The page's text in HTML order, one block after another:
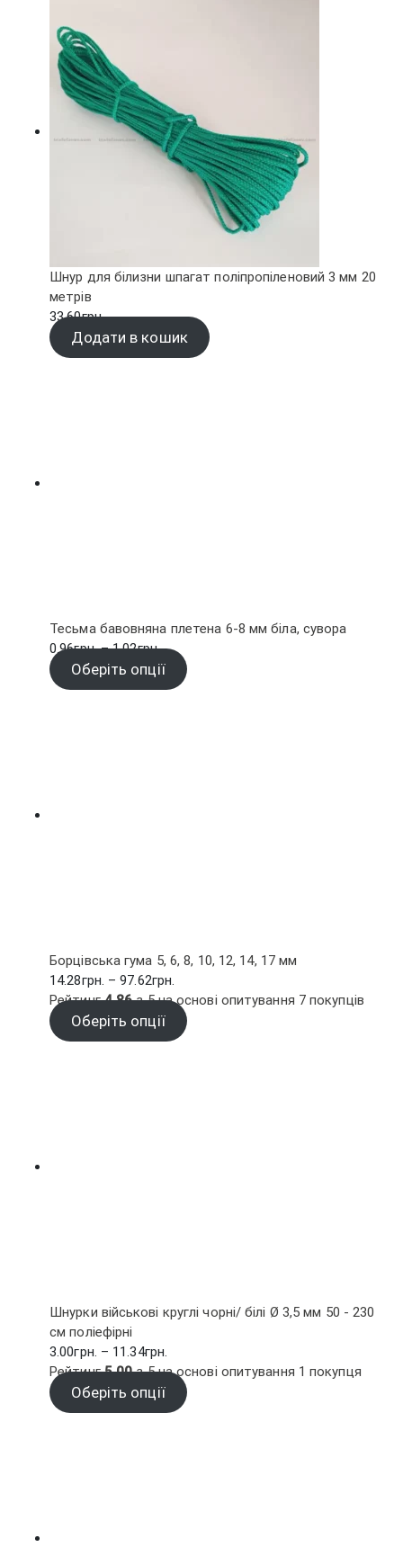
Шнур для білизни шпагат поліпропіленовий 3 мм 20
метрів
33.60грн.
Додати в кошик
Тесьма бавовняна плетена 6-8 мм біла, сувора
0.96грн. – 1.02грн.Діапазон
цін:
від
Оберіть опції
Борцівська гума 5, 6, 8, 10, 12, 14, 17 мм
14.28грн. – 97.62грн.
цін:
від
14.28грн.
Рейтинг4.86з 5 на основі опитування 7покупців
Оберіть опції
Шнурки військові круглі чорні/ білі Ø 3,5 мм 50 - 230
см поліефірні
3.00грн. – 11.34грн.
цін:
від
3.00грн.
Рейтинг5.00з 5 на основі опитування 1 покупця
Оберіть опції